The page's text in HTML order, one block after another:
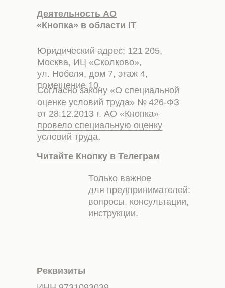
Деятельность АО
«Кнопка» в области IT
Юридический адрес: 121 205,
Москва, ИЦ «Сколково»,
ул. Нобеля, дом 7, этаж 4,
помещение 10.
Согласно закону «О специальной
оценке условий труда» № 426-ФЗ
от 28.12.2013 г. АО «Кнопка»
провело специальную оценку
условий труда.
Читайте Кнопку в Телеграм
Только важное
для предпринимателей:
вопросы, консультации,
инструкции.
Реквизиты